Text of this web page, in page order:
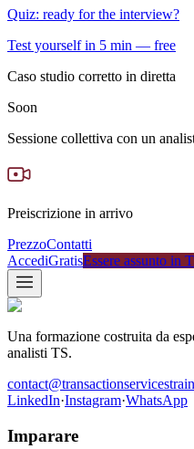
Quiz: ready for the interview?
Test yourself in 5 min — free
Caso studio corretto in diretta
Soon
Sessione collettiva con un
Preiscrizione in arrivo
PrezzoContatti
AccediGratisEssere assunto in
Una formazione costruita da
analisti TS.
LinkedIn·Instagram·WhatsApp
Imparare